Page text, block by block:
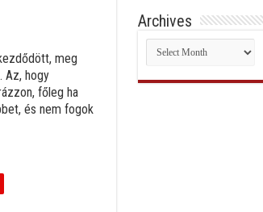
meg
Az, hogy
főleg ha
és nem fogok
Archives
Archives